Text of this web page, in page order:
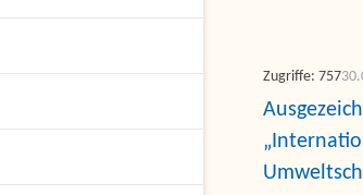
Zugriffe: 757